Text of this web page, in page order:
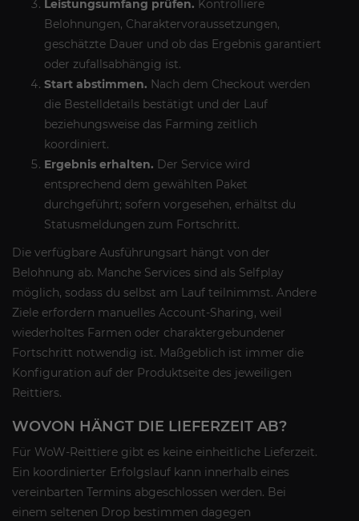
Leistungsumfang prüfen. Kontrolliere
Belohnungen, Charaktervoraussetzungen,
geschätzte Dauer und ob das Ergebnis garantiert
oder zufallsabhängig ist.
Start abstimmen. Nach dem Checkout werden
die Bestelldetails bestätigt und der Lauf
beziehungsweise das Farming zeitlich
koordiniert.
Ergebnis erhalten. Der Service wird
entsprechend dem gewählten Paket
durchgeführt; sofern vorgesehen, erhältst du
Statusmeldungen zum Fortschritt.
Die verfügbare Ausführungsart hängt von der
Belohnung ab. Manche Services sind als Selfplay
möglich, sodass du selbst am Lauf teilnimmst. Andere
Ziele erfordern manuelles Account-Sharing, weil
wiederholtes Farmen oder charaktergebundener
Fortschritt notwendig ist. Maßgeblich ist immer die
Konfiguration auf der Produktseite des jeweiligen
Reittiers.
WOVON HÄNGT DIE LIEFERZEIT AB?
Für WoW-Reittiere gibt es keine einheitliche Lieferzeit.
Ein koordinierter Erfolgslauf kann innerhalb eines
vereinbarten Termins abgeschlossen werden. Bei
einem seltenen Drop bestimmen dagegen